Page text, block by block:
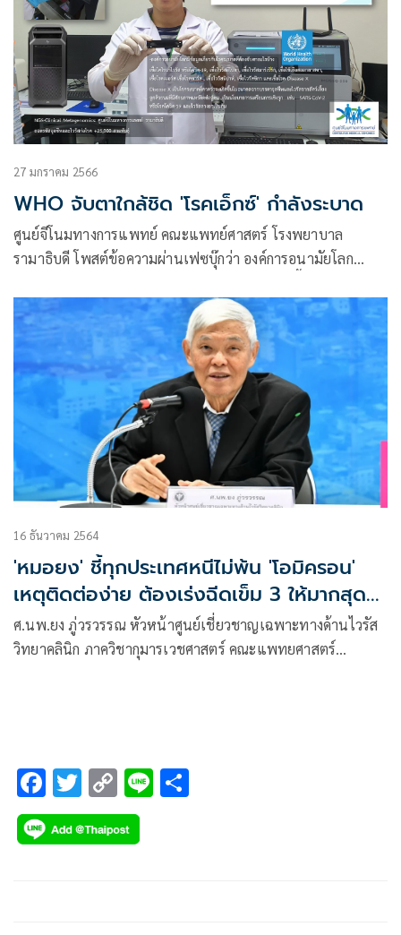
27 มกราคม 2566
WHO จับตาใกล้ชิด 'โรคเอ็กซ์' กำลังระบาด
ศูนย์จีโนมทางการแพทย์ คณะแพทย์ศาสตร์ โรงพยาบาล
รามาธิบดี โพสต์ข้อความผ่านเฟซบุ๊กว่า องค์การอนามัยโลก
หายใจเฉียบพลันรุนแรง
16 ธันวาคม 2564
'หมอยง' ชี้ทุกประเทศหนีไม่พ้น 'โอมิครอน'
เหตุติดต่อง่าย ต้องเร่งฉีดเข็ม 3 ให้มากสุด
ลดแพร่ระบาด
ศ.นพ.ยง ภู่วรวรรณ หัวหน้าศูนย์เชี่ยวชาญเฉพาะทางด้านไวรัส
วิทยาคลินิก ภาควิชากุมารเวชศาสตร์ คณะแพทยศาสตร์
F
ac
e
T
wi
tt
C
o
p
Li